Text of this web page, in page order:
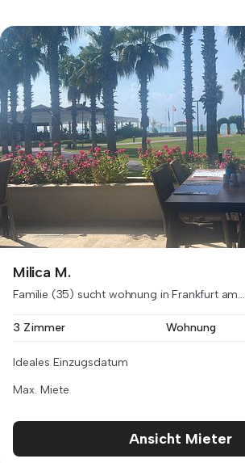
Milica M.
Familie (35) sucht wohnung in Frankfurt am...
3 Zimmer Wohnung
Ideales Einzugsdatum
Max. Miete
Ansicht Mieter